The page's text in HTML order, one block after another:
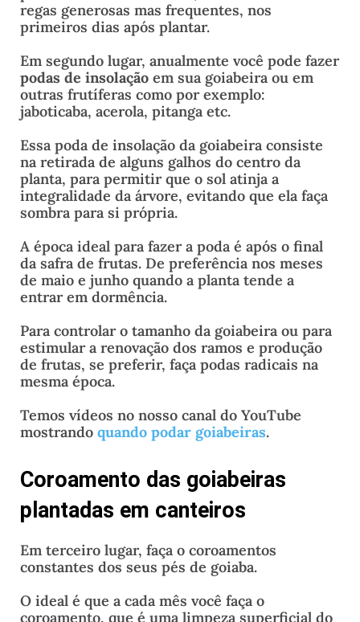
regas generosas mas frequentes, nos
primeiros dias após plantar.
Em segundo lugar, anualmente você pode fazer
podas de insolação em sua goiabeira ou em
outras frutíferas como por exemplo:
jaboticaba, acerola, pitanga etc.
Essa poda de insolação da goiabeira consiste
na retirada de alguns galhos do centro da
planta, para permitir que o sol atinja a
integralidade da árvore, evitando que ela faça
sombra para si própria.
A época ideal para fazer a poda é após o final
da safra de frutas. De preferência nos meses
de maio e junho quando a planta tende a
entrar em dormência.
Para controlar o tamanho da goiabeira ou para
estimular a renovação dos ramos e produção
de frutas, se preferir, faça podas radicais na
mesma época.
Temos vídeos no nosso canal do YouTube
mostrando quando podar goiabeiras.
Coroamento das goiabeiras
plantadas em canteiros
Em terceiro lugar, faça o coroamentos
constantes dos seus pés de goiaba.
O ideal é que a cada mês você faça o
coroamento, que é uma limpeza superficial do